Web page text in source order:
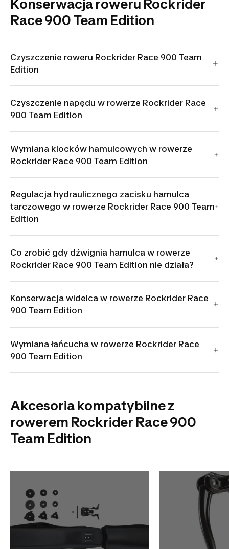
Konserwacja roweru Rockrider
Race 900 Team Edition
Czyszczenie roweru Rockrider Race 900 Team
Edition
Czyszczenie napędu w rowerze Rockrider Race
900 Team Edition
Wymiana klocków hamulcowych w rowerze
Rockrider Race 900 Team Edition
Regulacja hydraulicznego zacisku hamulca
tarczowego w rowerze Rockrider Race 900 Team
Edition
Co zrobić gdy dźwignia hamulca w rowerze
Rockrider Race 900 Team Edition nie działa?
Konserwacja widelca w rowerze Rockrider Race
900 Team Edition
Wymiana łańcucha w rowerze Rockrider Race
900 Team Edition
Akcesoria kompatybilne z
rowerem Rockrider Race 900
Team Edition